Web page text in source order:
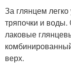
За глянцем
тряпочки и
лаковые
верх.